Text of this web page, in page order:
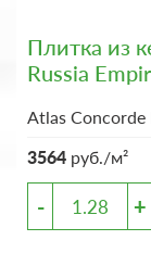
Плитка из
Russia
Atlas Concorde
3564 руб./м²
- +